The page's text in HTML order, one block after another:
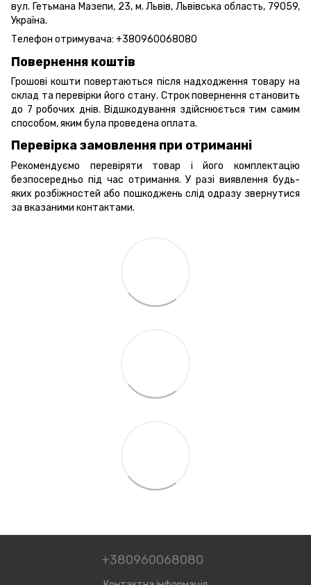
вул. Гетьмана Мазепи, 23, м. Львів, Львівська область, 79059,
Україна.
Телефон отримувача: +380960068080
Повернення коштів
Грошові кошти повертаються після надходження товару на
склад та перевірки його стану. Строк повернення становить
до 7 робочих днів. Відшкодування здійснюється тим самим
способом, яким була проведена оплата.
Перевірка замовлення при отриманні
Рекомендуємо перевіряти товар і його комплектацію
безпосередньо під час отримання. У разі виявлення будь-
яких розбіжностей або пошкоджень слід одразу звернутися
за вказаними контактами.
+380960068080